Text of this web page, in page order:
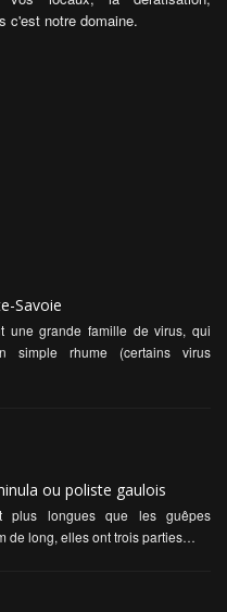
c'est notre domaine.
Savoie
une grande famille de virus, qui
simple rhume (certains virus
ou poliste gaulois
plus longues que les guêpes
de long, elles ont trois parties…